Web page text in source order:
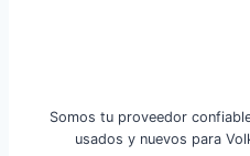
Somos tu proveedor
usados y nuevos para